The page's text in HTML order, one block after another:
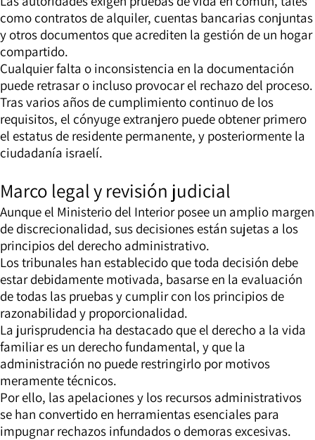
como contratos de alquiler, cuentas bancarias conjuntas
y otros documentos que acrediten la gestión de un hogar
compartido.
Cualquier falta o inconsistencia en la documentación
puede retrasar o incluso provocar el rechazo del proceso.
Tras varios años de cumplimiento continuo de los
requisitos, el cónyuge extranjero puede obtener primero
el estatus de residente permanente, y posteriormente la
ciudadanía israelí.
Marco legal y revisión judicial
Aunque el Ministerio del Interior posee un amplio margen
de discrecionalidad, sus decisiones están sujetas a los
principios del derecho administrativo.
Los tribunales han establecido que toda decisión debe
estar debidamente motivada, basarse en la evaluación
de todas las pruebas y cumplir con los principios de
razonabilidad y proporcionalidad.
La jurisprudencia ha destacado que el derecho a la vida
familiar es un derecho fundamental, y que la
administración no puede restringirlo por motivos
meramente técnicos.
Por ello, las apelaciones y los recursos administrativos
se han convertido en herramientas esenciales para
impugnar rechazos infundados o demoras excesivas.